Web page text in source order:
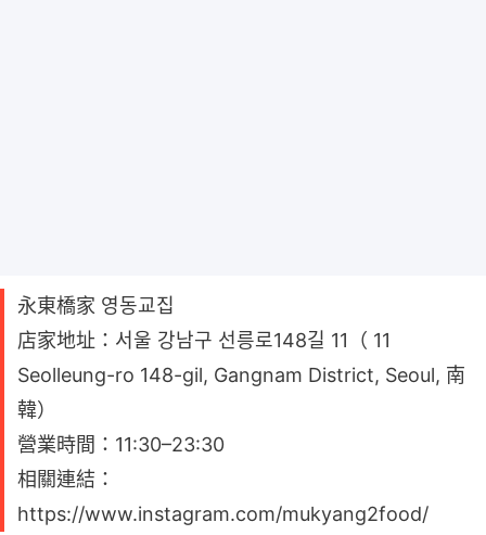
永東橋家 영동교집
店家地址：서울 강남구 선릉로148길 11（ 11
Seolleung-ro 148-gil, Gangnam District, Seoul, 南
韓）
營業時間：11:30–23:30
相關連結：
https://www.instagram.com/mukyang2food/